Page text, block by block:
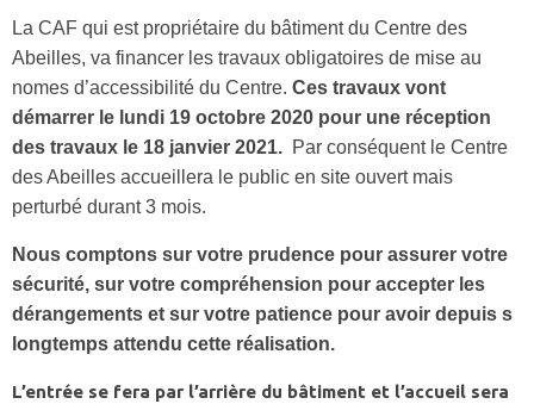
La CAF qui est propriétaire du bâtiment du Centre des
Abeilles, va financer les travaux obligatoires de mise au
nomes d’accessibilité du Centre. Ces travaux vont
démarrer le lundi 19 octobre 2020 pour une réception
des travaux le 18 janvier 2021. Par conséquent le Centre
des Abeilles accueillera le public en site ouvert mais
perturbé durant 3 mois.
Nous comptons sur votre prudence pour assurer votre
sécurité, sur votre compréhension pour accepter les
dérangements et sur votre patience pour avoir depuis s
longtemps attendu cette réalisation.
L’entrée se fera par l’arrière du bâtiment et l’accueil sera